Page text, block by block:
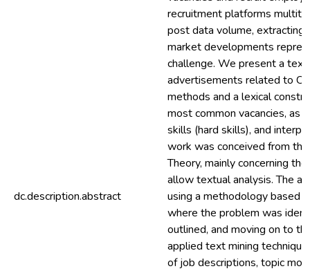
dc.description.abstract
recruitment platforms
post data volume,
market developments
challenge. We present a
advertisements related to
methods and a lexical
most common vacancies, as
skills (hard skills), and
work was conceived from
Theory, mainly concerning
allow textual analysis. The
using a methodology based
where the problem was
outlined, and moving on to
applied text mining
of job descriptions, topic